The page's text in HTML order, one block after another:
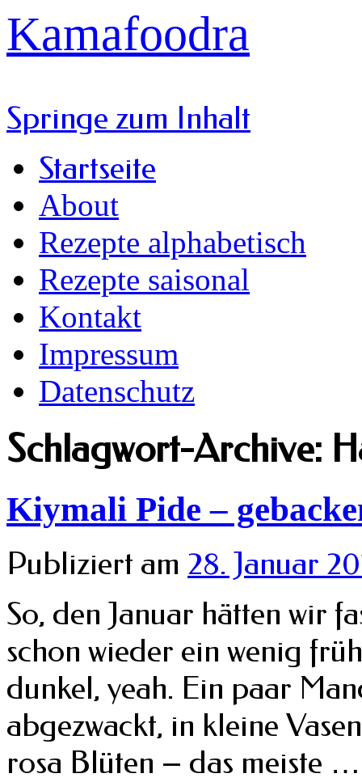
Kamafoodra
Springe zum Inhalt
Startseite
About
Rezepte alphabetisch
Rezepte saisonal
Kontakt
Impressum
Datenschutz
Schlagwort-Archive:
Kiymali Pide –
Publiziert am 28. Januar
So, den Januar hätten wir
schon wieder ein wenig
dunkel, yeah. Ein paar
abgezwackt, in kleine
rosa Blüten – das meiste